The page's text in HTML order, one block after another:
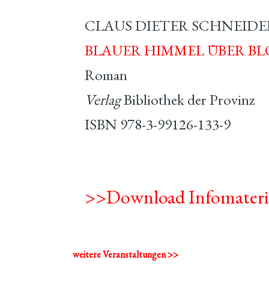
CLAUS DIETER
BLAUER HIMMEL ÜBER
Roman
VerlagBibliothek der Provinz
ISBN 978-3-99126-133-9
>>Download
weitere Veranstaltungen >>